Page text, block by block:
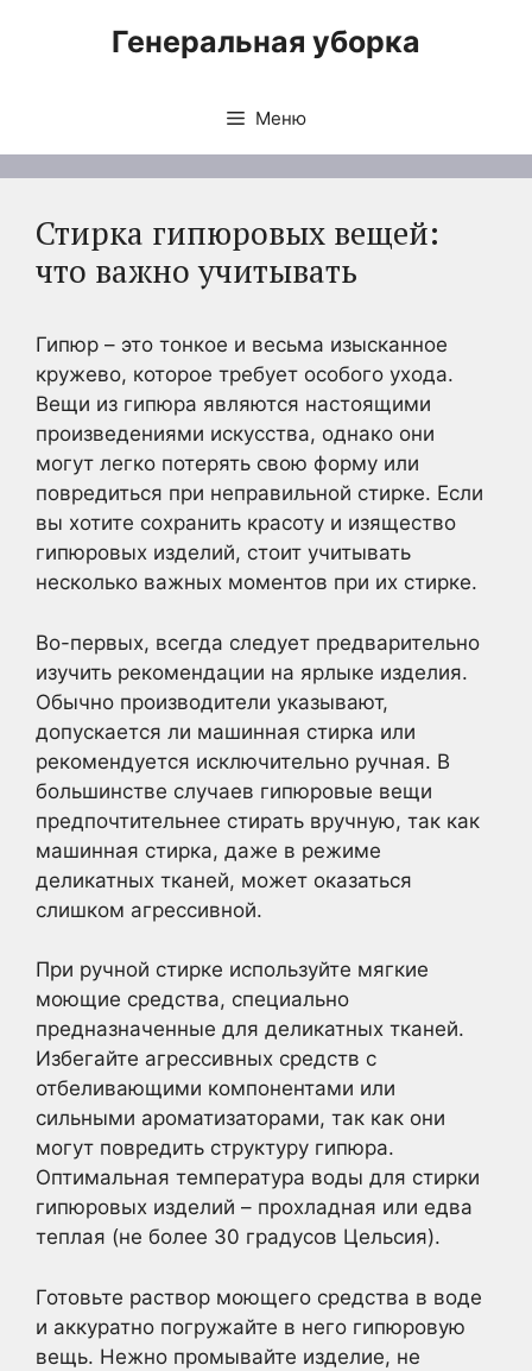
Генеральная уборка
Меню
Стирка гипюровых вещей:
что важно учитывать
Гипюр – это тонкое и весьма изысканное
кружево, которое требует особого ухода.
Вещи из гипюра являются настоящими
произведениями искусства, однако они
могут легко потерять свою форму или
повредиться при неправильной стирке. Если
вы хотите сохранить красоту и изящество
гипюровых изделий, стоит учитывать
несколько важных моментов при их стирке.
Во-первых, всегда следует предварительно
изучить рекомендации на ярлыке изделия.
Обычно производители указывают,
допускается ли машинная стирка или
рекомендуется исключительно ручная. В
большинстве случаев гипюровые вещи
предпочтительнее стирать вручную, так как
машинная стирка, даже в режиме
деликатных тканей, может оказаться
слишком агрессивной.
При ручной стирке используйте мягкие
моющие средства, специально
предназначенные для деликатных тканей.
Избегайте агрессивных средств с
отбеливающими компонентами или
сильными ароматизаторами, так как они
могут повредить структуру гипюра.
Оптимальная температура воды для стирки
гипюровых изделий – прохладная или едва
теплая (не более 30 градусов Цельсия).
Готовьте раствор моющего средства в воде
и аккуратно погружайте в него гипюровую
вещь. Нежно промывайте изделие, не